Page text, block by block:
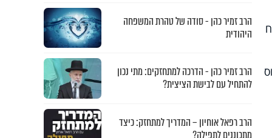
הרב זמיר כהן - סודה של טהרת המשפחה
היהודית
הרב זמיר כהן - הדרכה למתחזקים: מתי נכון
להתחיל עם לבישת הציצית?
הרב רפאל אוחיון – המדריך למתחזק: כיצד